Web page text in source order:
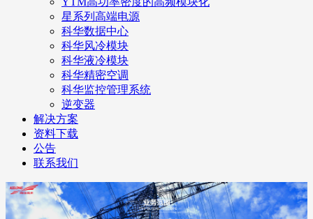
星系列高端电源
科华数据中心
科华风冷模块
科华液冷模块
科华精密空调
科华监控管理系统
逆变器
解决方案
资料下载
公告
联系我们